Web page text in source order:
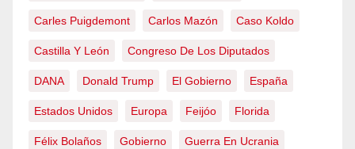
Carles Puigdemont Carlos Mazón Caso Koldo
Castilla Y León Congreso De Los Diputados
DANA Donald Trump El Gobierno España
Estados Unidos Europa Feijóo Florida
Félix Bolaños Gobierno Guerra En Ucrania